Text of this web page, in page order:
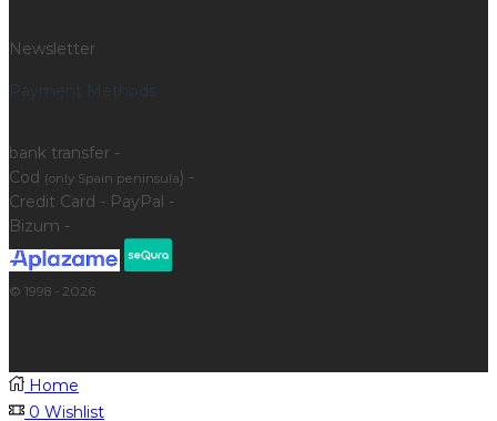
Newsletter
Payment Methods
bank transfer -
Cod (only Spain peninsula) -
Credit Card - PayPal -
Bizum -
© 1998 - 2026
Home
0 Wishlist